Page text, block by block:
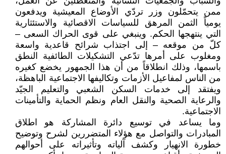
ممن يتحمّلون وزر تردّي الأوضاع المعيشية ويدفعون
يومياً الثمن المرهق للسياسات الاقصائية والاستئثارية
التي ينتهجها الحكم. وينبغي على قوى الحراك السعى –
كلّ من موقعه – إلى اجتذاب شرائح قاعدية واسعة
ومغلوب على أمرها تدّعي التشكيلات الطائفية النطق
باسمها، وذلك انطلاقاً من أن هذا الجمهور يخضع كغيره
من الناس لمفاعيل الأزمات وتكاليفها الاجتماعية الباهظة،
ويفتقد إلى خدمات السكن الشعبي والتعليم الجيّد
والرعاية الصحية والنقل العام ونظم الحماية والتأمينات
الاجتماعية.
وما يساعد في توسيع دائرة المشاركة هو اطلاق
المبادرات والتواصل مع هؤلاء المتضررين لشرح وتوضيح
خطورة الانهيار وكشف آلياته وتأثيراته على أحوالهم